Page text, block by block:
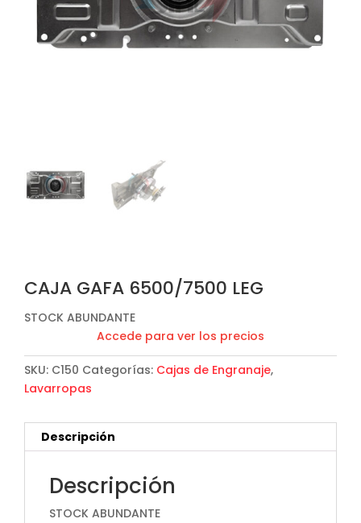
CAJA GAFA 6500/7500 LEG
STOCK ABUNDANTE
Accede para ver los precios
SKU: C150 Categorías: Cajas de Engranaje,
Lavarropas
Descripción
Descripción
STOCK ABUNDANTE